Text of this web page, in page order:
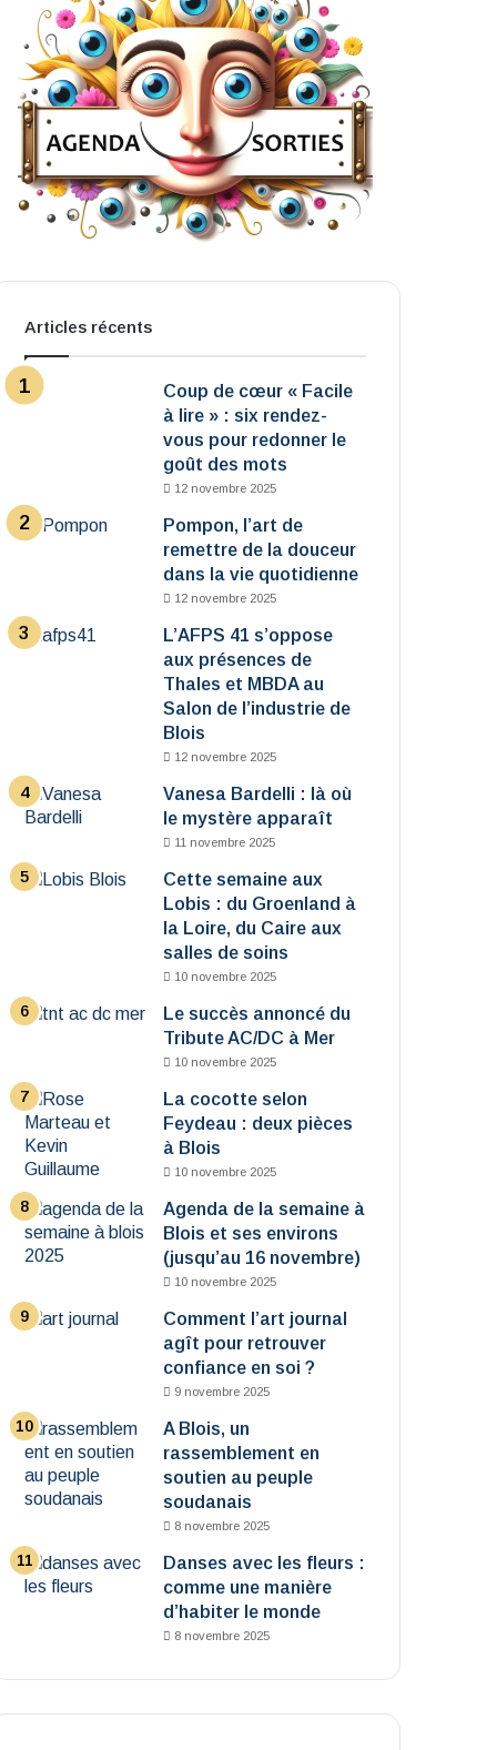
Articles récents
Coup de cœur « Facile
à lire » : six rendez-
vous pour redonner le
goût des mots
12 novembre 2025
Pompon, l’art de
remettre de la douceur
dans la vie quotidienne
12 novembre 2025
L’AFPS 41 s’oppose
aux présences de
Thales et MBDA au
Salon de l’industrie de
Blois
12 novembre 2025
Vanesa Bardelli : là où
le mystère apparaît
11 novembre 2025
Cette semaine aux
Lobis : du Groenland à
la Loire, du Caire aux
salles de soins
10 novembre 2025
Le succès annoncé du
Tribute AC/DC à Mer
10 novembre 2025
La cocotte selon
Feydeau : deux pièces
à Blois
10 novembre 2025
Agenda de la semaine à
Blois et ses environs
(jusqu’au 16 novembre)
10 novembre 2025
Comment l’art journal
agît pour retrouver
confiance en soi ?
9 novembre 2025
A Blois, un
rassemblement en
soutien au peuple
soudanais
8 novembre 2025
Danses avec les fleurs :
comme une manière
d’habiter le monde
8 novembre 2025